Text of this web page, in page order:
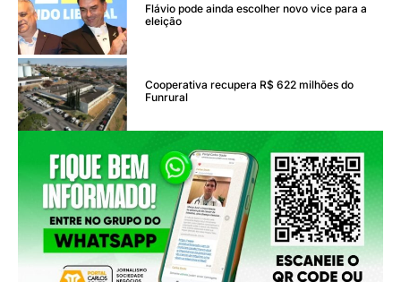
Flávio pode ainda escolher novo vice para a
eleição
Cooperativa recupera R$ 622 milhões do
Funrural